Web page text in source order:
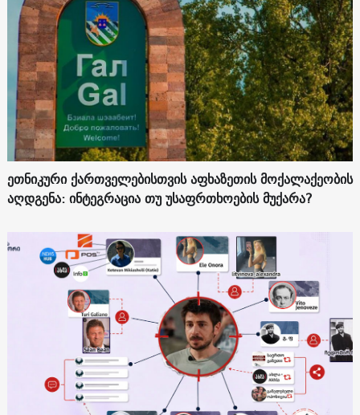
ეთნიკური ქართველებისთვის აფხაზეთის მოქალაქეობის
აღდგენა: ინტეგრაცია თუ უსაფრთხოების მუქარა?